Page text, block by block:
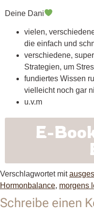
Deine Dani
vielen,
die einfach und
verschiedene,
Strategien, um
fundiertes Wissen
vielleicht noch gar
u.v.m
E-
Verschlagwortet mit
Hormonbalance, morgens
Schreibe einen